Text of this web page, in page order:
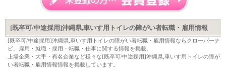
[既卒可/中途採用]沖縄県,車いす用トイレの障がい者転職・雇用情報
[既卒可/中途採用]沖縄県,車いす用トイレの障がい者転職・雇用情報ならクローバーナ
ビ。雇用・就職・採用・転職・仕事に関する情報を掲載。
上場企業・大手・有名企業など様々な[既卒可/中途採用]沖縄県,車いす用トイレの障が
い者転職・雇用情報情報を掲載しています。